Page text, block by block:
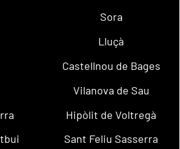
Sora
Lluçà
Castellnou de Bages
Vilanova de Sau
Hipòlit de Voltregà
Sant Feliu Sasserra